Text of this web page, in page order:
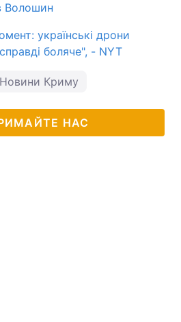
Волошин
українські дрони
боляче", - NYT
Новини Криму
НАС